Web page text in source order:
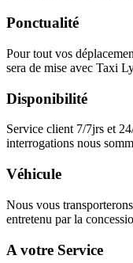
Ponctualité
Pour tout vos
sera de mise avec Taxi
Disponibilité
Service client 7/7jrs et
interrogations nous
Véhicule
Nous vous
entretenu par la
A votre Service